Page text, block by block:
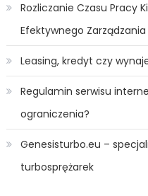
Rozliczanie Czasu Pracy
Efektywnego
Leasing, kredyt czy
Regulamin serwisu
ograniczenia?
Genesisturbo.eu –
turbosprężarek